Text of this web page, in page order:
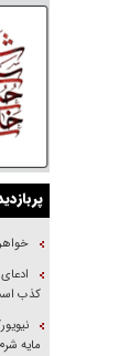
کذب
مایه